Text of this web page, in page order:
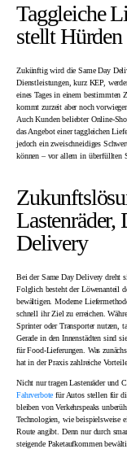
Taggleiche
stellt
Zukünftig wird die Same Day
Dienstleistungen, kurz KEP,
eines Tages in einem bestimmten
kommt zurzeit aber noch
Auch Kunden beliebter Online-
das Angebot einer taggleichen
jedoch ein zweischneidiges
können – vor allem in überfüllten
Lastenräder,
Delivery
Bei der Same Day Delivery dreht
Folglich besteht der Löwenanteil
bewältigen. Moderne
schnell ihr Ziel zu erreichen.
Sprinter oder Transporter nutzen,
Gerade in den Innenstädten sind
für Food-Lieferungen. Was
hat in der Praxis zahlreiche Vorteile.
Nicht nur tragen Lastenräder und
Fahrverbote für Autos stellen für
bleiben von Verkehrspeaks
Technologien, wie beispielsweise
Route angibt. Denn nur durch
steigende Paketaufkommen